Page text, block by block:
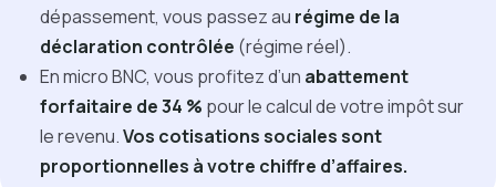
dépassement, vous passez au régime de la
déclaration contrôlée (régime réel).
En micro BNC, vous profitez d’un abattement
forfaitaire de 34 % pour le calcul de votre impôt sur
le revenu.Vos cotisations sociales sont
proportionnelles à votre chiffre d’affaires.